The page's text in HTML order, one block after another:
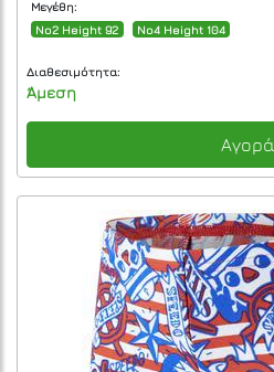
Μεγέθη:
No2 Height 92
No4 Height 104
Διαθεσιμότητα:
Άμεση
Αγορά